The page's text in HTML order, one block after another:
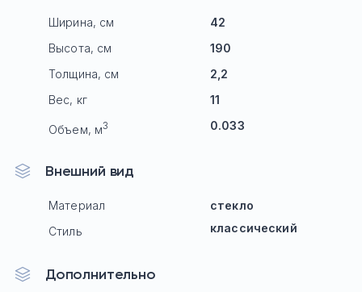
Ширина, см
42
Высота, см
190
Толщина, см
2,2
Вес, кг
11
Объем, м3 0.033
Внешний вид
Материал
стекло
Стиль
классический
Дополнительно